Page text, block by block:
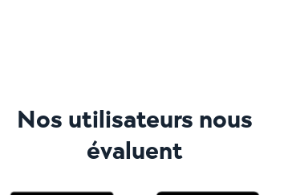
Nos utilisateurs nous
évaluent